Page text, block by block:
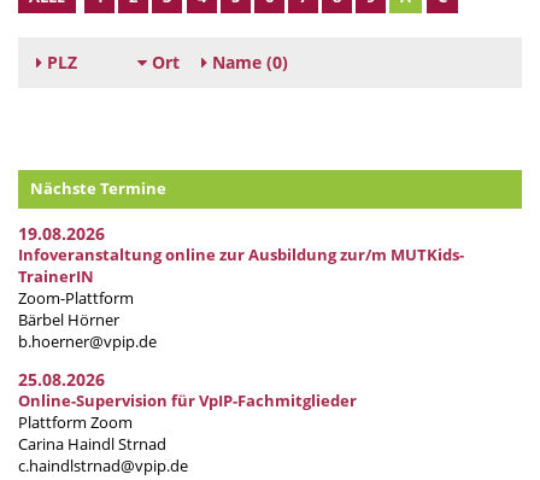
PLZ Ort Name (0)
Nächste Termine
19.08.2026
Infoveranstaltung online zur Ausbildung zur/m MUTKids-
TrainerIN
Zoom-Plattform
Bärbel Hörner
b.hoerner@vpip.de
25.08.2026
Online-Supervision für VpIP-Fachmitglieder
Plattform Zoom
Carina Haindl Strnad
c.haindlstrnad@vpip.de